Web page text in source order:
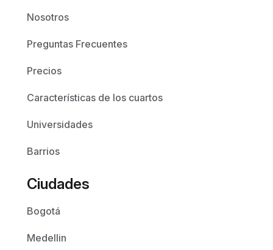
Nosotros
Preguntas Frecuentes
Precios
Características de los cuartos
Universidades
Barrios
Ciudades
Bogotá
Medellin